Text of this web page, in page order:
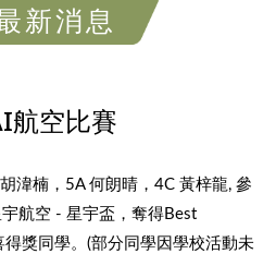
新消息
航空比賽
湋楠，5A 何朗晴，4C 黃梓龍, 參
航空 - 星宇盃，奪得Best
獎同學。(部分同學因學校活動未